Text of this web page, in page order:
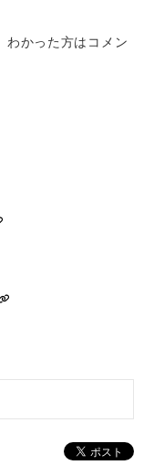
わかった方はコメン